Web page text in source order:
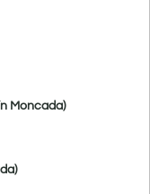
Moncada)